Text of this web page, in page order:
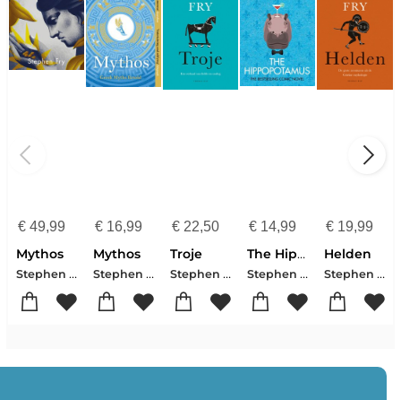
€49,99
Mythos
Stephen Fry
€16,99
Mythos
Stephen Fry
€ 22,50
Troje
Stephen Fry
€ 14,99
The Hippopotamus
Stephen Fry
€ 19,99
Helden
Stephen Fry